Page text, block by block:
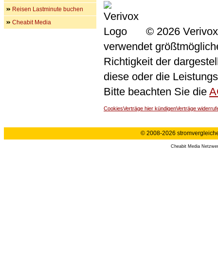
© 2026
verwendet
Richtigkeit der
diese oder die
Bitte beachten Sie die
CookiesVerträge hier kündigenVerträge
Reisen Lastminute buchen
Cheabit Media
© 2008-2026
Cheabit Media